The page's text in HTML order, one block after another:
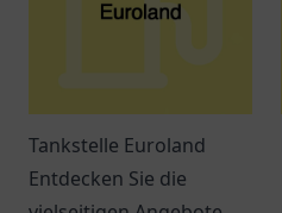
Tankstelle Euroland
Entdecken Sie die